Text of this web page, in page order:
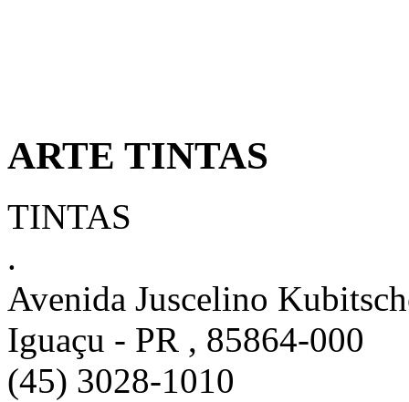
ARTE TINTAS
TINTAS
.
Avenida Juscelino
Iguaçu - PR , 85864-000
(45) 3028-1010